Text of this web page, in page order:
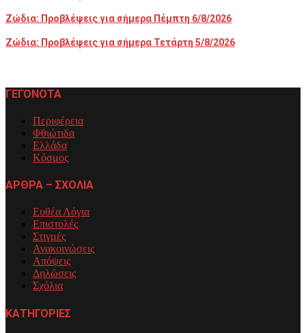
Ζώδια: Προβλέψεις για σήμερα Πέμπτη 6/8/2026
Ζώδια: Προβλέψεις για σήμερα Τετάρτη 5/8/2026
ΓΕΓΟΝΟΤΑ
Περιφέρεια
Φθιώτιδα
Ελλάδα
Κόσμος
ΑΡΘΡΑ – ΣΧΟΛΙΑ
Ευθέα Λόγια
Επιστολές
Στιγμές
Ανακοινώσεις
Απόψεις
Δηλώσεις
Σχόλια
ΚΑΤΗΓΟΡΙΕΣ